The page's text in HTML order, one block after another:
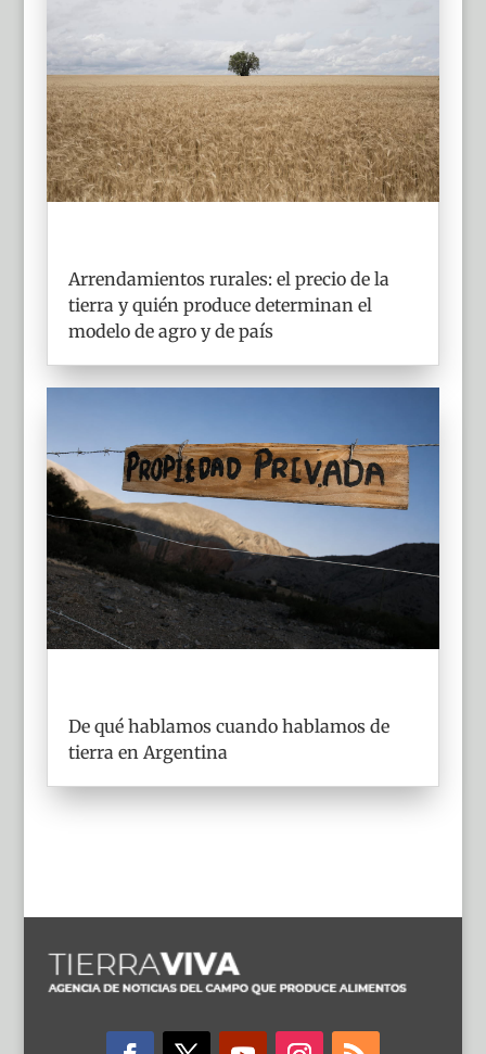
Arrendamientos rurales: el precio de la
tierra y quién produce determinan el
modelo de agro y de país
De qué hablamos cuando hablamos de
tierra en Argentina